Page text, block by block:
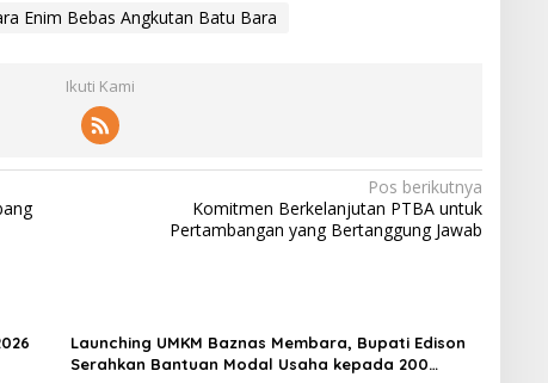
Enim Bebas Angkutan Batu Bara
Ikuti Kami
Pos berikutnya
Komitmen Berkelanjutan PTBA untuk
Pertambangan yang Bertanggung Jawab
Launching UMKM Baznas Membara, Bupati Edison
Serahkan Bantuan Modal Usaha kepada 200